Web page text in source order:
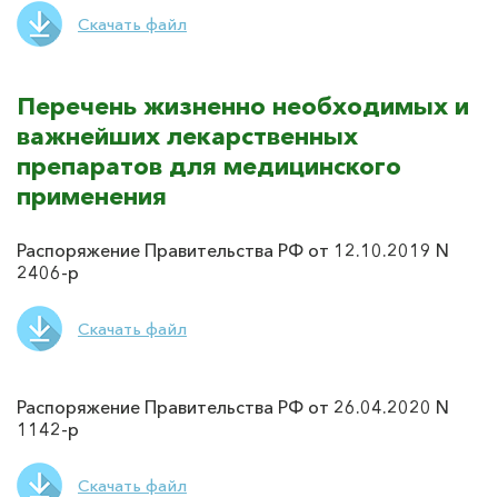
Скачать файл
Перечень жизненно необходимых и
важнейших лекарственных
препаратов для медицинского
применения
Распоряжение Правительства РФ от 12.10.2019 N
2406-р
Скачать файл
Распоряжение Правительства РФ от 26.04.2020 N
1142-р
Скачать файл